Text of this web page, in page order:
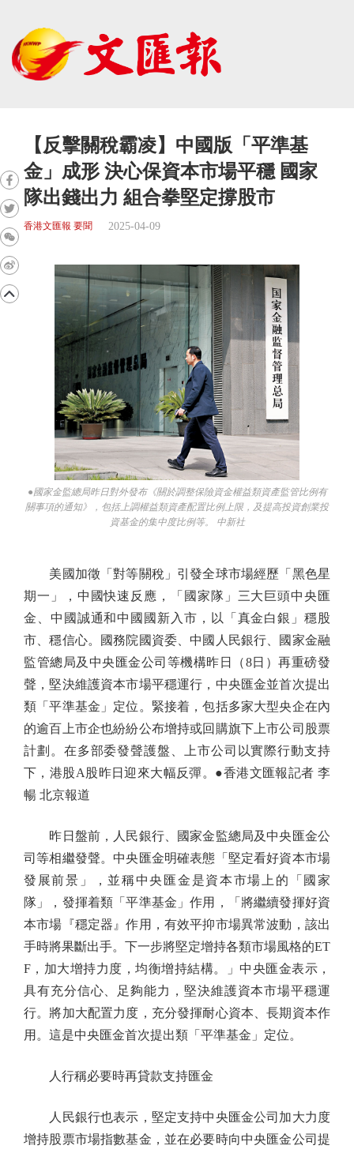
【反擊關稅霸凌】中國版「平準基
金」成形 決心保資本市場平穩 國家
隊出錢出力 組合拳堅定撐股市
香港文匯報 要聞 2025-04-09
●國家金監總局昨日對外發布《關於調整保險資金權益類資產監管比例有
關事項的通知》，包括上調權益類資產配置比例上限，及提高投資創業投
資基金的集中度比例等。 中新社
美國加徵「對等關稅」引發全球市場經歷「黑色星
期一」，中國快速反應，「國家隊」三大巨頭中央匯
金、中國誠通和中國國新入市，以「真金白銀」穩股
市、穩信心。國務院國資委、中國人民銀行、國家金融
監管總局及中央匯金公司等機構昨日（8日）再重磅發
聲，堅決維護資本市場平穩運行，中央匯金並首次提出
類「平準基金」定位。緊接着，包括多家大型央企在內
的逾百上市企也紛紛公布增持或回購旗下上市公司股票
計劃。在多部委發聲護盤、上市公司以實際行動支持
下，港股A股昨日迎來大幅反彈。●香港文匯報記者 李
暢 北京報道
昨日盤前，人民銀行、國家金監總局及中央匯金公
司等相繼發聲。中央匯金明確表態「堅定看好資本市場
發展前景」，並稱中央匯金是資本市場上的「國家
隊」，發揮着類「平準基金」作用，「將繼續發揮好資
本市場『穩定器』作用，有效平抑市場異常波動，該出
手時將果斷出手。下一步將堅定增持各類市場風格的ET
F，加大增持力度，均衡增持結構。」中央匯金表示，
具有充分信心、足夠能力，堅決維護資本市場平穩運
行。將加大配置力度，充分發揮耐心資本、長期資本作
用。這是中央匯金首次提出類「平準基金」定位。
人行稱必要時再貸款支持匯金
人民銀行也表示，堅定支持中央匯金公司加大力度
增持股票市場指數基金，並在必要時向中央匯金公司提